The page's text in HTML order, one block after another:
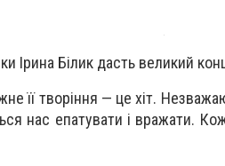
Ірина Білик дасть великий
її творіння — це хіт.
нас епатувати і вражати.